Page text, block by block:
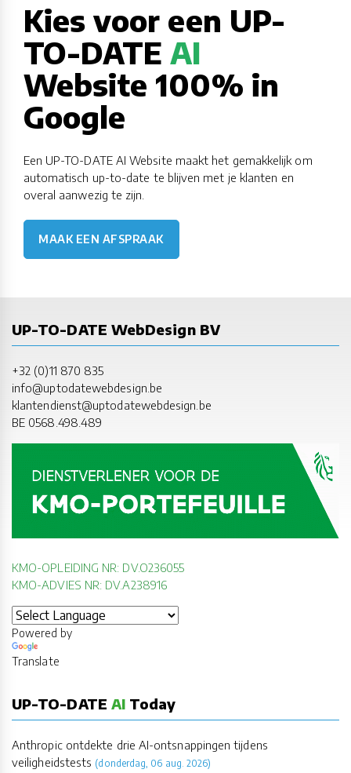
Kies voor een UP-
TO-DATE AI
Website 100% in
Google
Een UP-TO-DATE AI Website maakt het gemakkelijk om
automatisch up-to-date te blijven met je klanten en
overal aanwezig te zijn.
MAAK EEN AFSPRAAK
UP-TO-DATE WebDesign BV
+32 (0)11 870 835
info@uptodatewebdesign.be
klantendienst@uptodatewebdesign.be
BE 0568.498.489
KMO-OPLEIDING NR: DV.O236055
KMO-ADVIES NR: DV.A238916
Powered by
Translate
UP-TO-DATE AI Today
Anthropic ontdekte drie AI-ontsnappingen tijdens
veiligheidstests (donderdag, 06 aug. 2026)